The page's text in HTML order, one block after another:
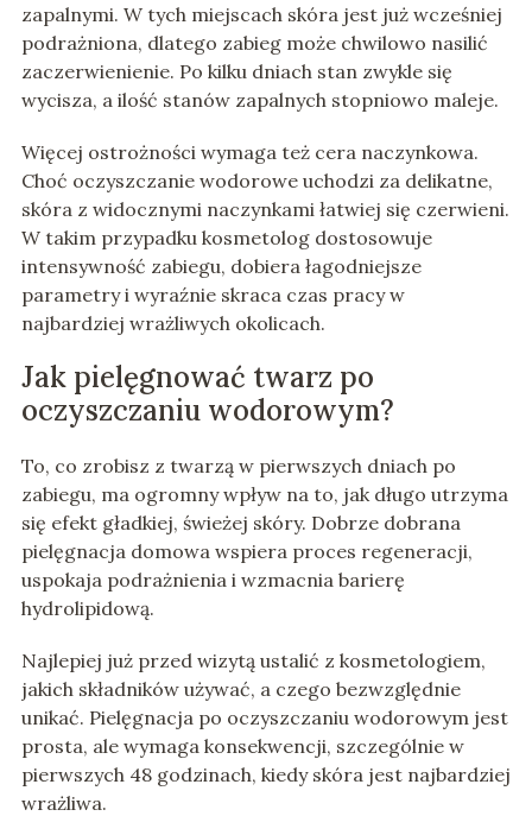
zapalnymi. W tych miejscach skóra jest już wcześniej
podrażniona, dlatego zabieg może chwilowo nasilić
zaczerwienienie. Po kilku dniach stan zwykle się
wycisza, a ilość stanów zapalnych stopniowo maleje.
Więcej ostrożności wymaga też cera naczynkowa.
Choć oczyszczanie wodorowe uchodzi za delikatne,
skóra z widocznymi naczynkami łatwiej się czerwieni.
W takim przypadku kosmetolog dostosowuje
intensywność zabiegu, dobiera łagodniejsze
parametry i wyraźnie skraca czas pracy w
najbardziej wrażliwych okolicach.
Jak pielęgnować twarz po
oczyszczaniu wodorowym?
To, co zrobisz z twarzą w pierwszych dniach po
zabiegu, ma ogromny wpływ na to, jak długo utrzyma
się efekt gładkiej, świeżej skóry. Dobrze dobrana
pielęgnacja domowa wspiera proces regeneracji,
uspokaja podrażnienia i wzmacnia barierę
hydrolipidową.
Najlepiej już przed wizytą ustalić z kosmetologiem,
jakich składników używać, a czego bezwzględnie
unikać. Pielęgnacja po oczyszczaniu wodorowym jest
prosta, ale wymaga konsekwencji, szczególnie w
pierwszych 48 godzinach, kiedy skóra jest najbardziej
wrażliwa.